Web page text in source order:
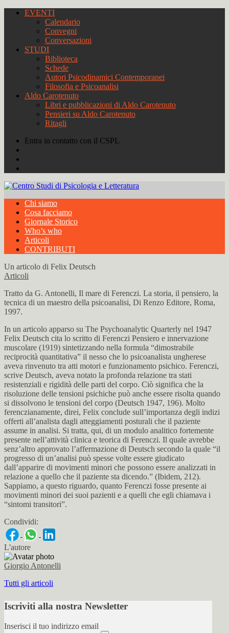
EVENTI
Calendario
Convegni
Conversazioni
STUDI
Biblioteca
Schede
Autori Psicodinamici Contemporanei
Filosofia e Psicoanalisi
Aldo Carotenuto
Libri e pubblicazioni di Aldo Carotenuto
Pensieri su Aldo Carotenuto
Ritagli
Entra in contatto con il CSPL
Chi siamo
Cosa facciamo
Giornale Storico
Who’s who
Articoli
CONTRIBUTI
Un articolo di Felix Deutsch
Articoli
Tratto da G. Antonelli, Il mare di Ferenczi. La storia, il pensiero, la
tecnica di un maestro della psicoanalisi, Di Renzo Editore, Roma,
1997.
In un articolo apparso su The Psychoanalytic Quarterly nel 1947
Felix Deutsch cita lo scritto di Ferenczi Pensiero e innervazione
muscolare (1919) sintetizzando nella formula “dimostrabile
reciprocità quantitativa” il nesso che lo psicoanalista ungherese
aveva rinvenuto tra atti motori e funzionamento psichico. Ferenczi,
scrive Deutsch, aveva notato la profonda relazione tra stati
resistenziali e rigidità delle parti del corpo. Ciò significa che la
risoluzione delle tensioni psichiche può anche essere risolta quando
si dissolvono le tensioni del corpo (Deutsch 1947, 196). Molto
ferenczianamente, direi, Felix conclude sull’importanza degli indizi
offerti all’analista dagli atteggiamenti posturali che il paziente
assume in analisi. Si tratta, qui, di un modulo analitico fortemente
presente nell’attività clinica e teorica di Ferenczi. Il quale avrebbe
senz’altro approvato l’affermazione di Deutsch secondo la quale “il
progresso di un’analisi può spesse volte essere giudicato
dall’apparire di movimenti minori che possono essere analizzati in
relazione a quello che il paziente sta dicendo.” (Ibidem, 212).
Sappiamo, a questo riguardo, quanto Ferenczi fosse presente ai
movimenti minori dei suoi pazienti e a quelli che egli chiamava i
“sintomi transitori”.
Condividi:
L'autore
Giorgio Antonelli
Tutti gli articoli
Iscriviti alla nostra Newsletter
Inserisci il tuo indirizzo email